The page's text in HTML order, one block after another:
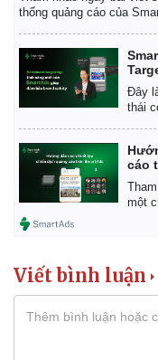
thống quảng cáo của
Đây
thái
cáo
một
Viết bình luận